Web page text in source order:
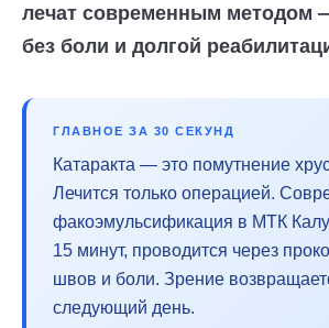
лечат современным методом
без боли и долгой
ГЛАВНОЕ ЗА 30 СЕКУНД
Катаракта — это помутнение
Лечится только операцией.
факоэмульсификация в МТК
15 минут, проводится через
швов и боли. Зрение
следующий день.